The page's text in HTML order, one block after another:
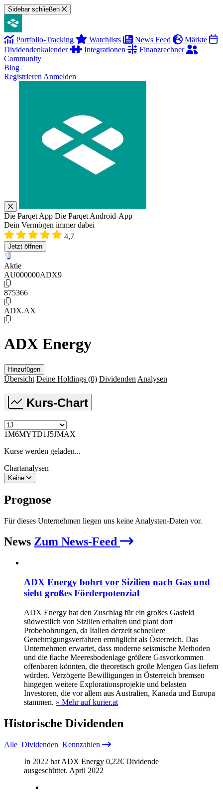
Sidebar schließen
Portfolio-Tracking Watchlists News Feed
Märkte
Dividendenkalender
Integrationen
Finanzrechner
Community
Blog
Registrieren Anmelden
Die Parqet App Die Parqet Android-App
Dein Vermögen immer dabei
4,7
Jetzt öffnen
Aktie
AU000000ADX9
875366
ADX.AX
ADX Energy
Hinzufügen
Übersicht Deine Holdings (0) Dividenden Analysen
Kurs-Chart
1M6MYTD1J5JMAX
Kurse werden geladen...
Chartanalysen
Keine
Prognose
Für dieses Unternehmen liegen uns keine Analysten-Daten vor.
News Zum News-Feed
ADX Energy bohrt vor Sizilien nach Gas und
sieht großes Förderpotenzial
ADX Energy hat den Zuschlag für ein großes Gasfeld
südwestlich von Sizilien erhalten und plant dort
Probebohrungen, da Italien derzeit schnellere
Genehmigungsverfahren ermöglicht als Österreich. Das
Unternehmen erwartet, dass moderne seismische Methoden
und die flache Meeresbodenlage größere Gasvorkommen
offenbaren könnten, die theoretisch große Mengen Gas liefern
würden. Verzögerte Bewilligungen in Österreich bremsen
hingegen weitere Explorationsprojekte und belasten
Investoren, die vor allem aus Australien, Kanada und Europa
stammen. » Mehr auf kurier.at
Historische Dividenden
Alle Dividenden Kennzahlen
In 2022 hat ADX Energy 0,22€ Dividende
ausgeschüttet. April 2022